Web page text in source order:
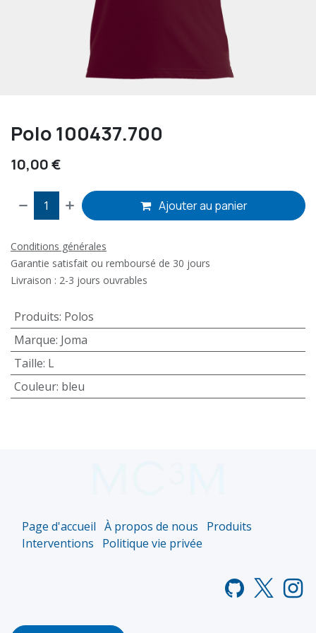
Polo 100437.700
10,00€
Ajouter au panier
Conditions générales
Garantie satisfait ou remboursé de 30 jours
Livraison : 2-3 jours ouvrables
Produits: Polos
Marque: Joma
Taille: L
Couleur: bleu
Page d'accueil À propos de nous
Produits
Interventions
Politique vie privée